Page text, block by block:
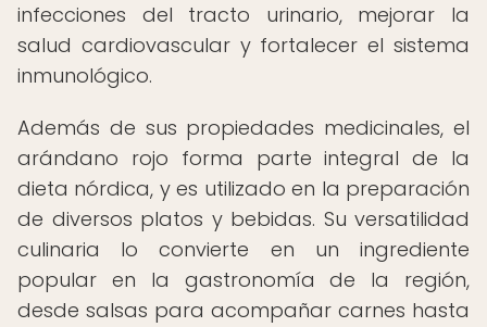
infecciones del tracto urinario, mejorar la
salud cardiovascular y fortalecer el sistema
inmunológico.
Además de sus propiedades medicinales, el
arándano rojo forma parte integral de la
dieta nórdica, y es utilizado en la preparación
de diversos platos y bebidas. Su versatilidad
culinaria lo convierte en un ingrediente
popular en la gastronomía de la región,
desde salsas para acompañar carnes hasta